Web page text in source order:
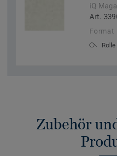
iQ
Art.
Format
Zubehör